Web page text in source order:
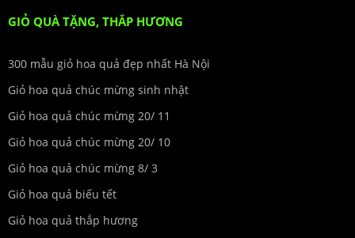
GIỎ QUÀ TẶNG, THẮP HƯƠNG
300 mẫu giỏ hoa quả đẹp nhất Hà Nội
Giỏ hoa quả chúc mừng sinh nhật
Giỏ hoa quả chúc mừng 20/ 11
Giỏ hoa quả chúc mừng 20/ 10
Giỏ hoa quả chúc mừng 8/ 3
Giỏ hoa quả biếu tết
Giỏ hoa quả thắp hương